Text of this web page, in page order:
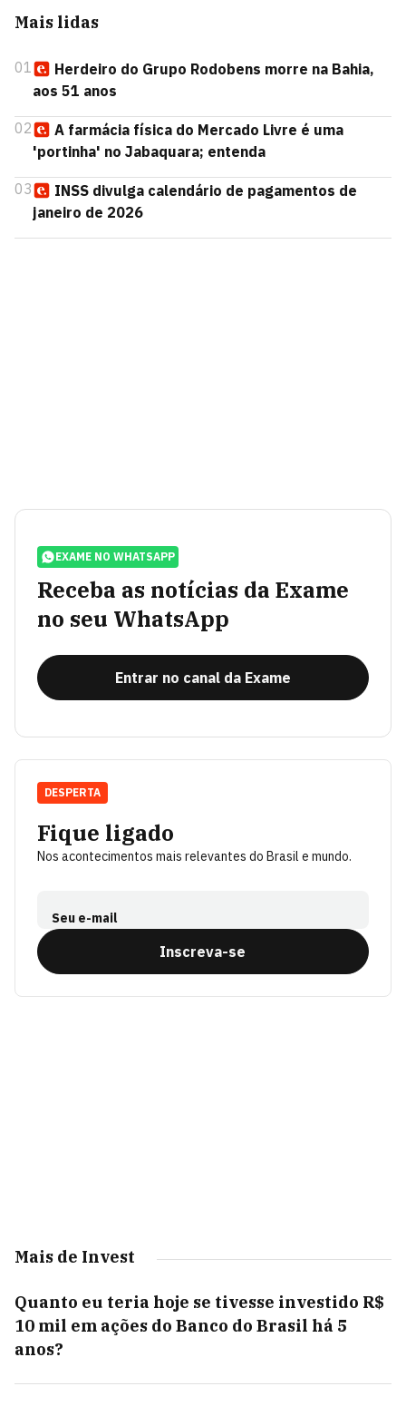
Mais lidas
01
Herdeiro do Grupo Rodobens morre na Bahia,
aos 51 anos
02
A farmácia física do Mercado Livre é uma
'portinha' no Jabaquara; entenda
03
INSS divulga calendário de pagamentos de
janeiro de 2026
EXAME NO WHATSAPP
Receba as notícias da Exame
no seu WhatsApp
Entrar no canal da Exame
Fique ligado
Nos acontecimentos mais relevantes do Brasil e mundo.
Seu e-mail
Inscreva-se
DESPERTA
Mais de Invest
Quanto eu teria hoje se tivesse investido R$
10 mil em ações do Banco do Brasil há 5
anos?